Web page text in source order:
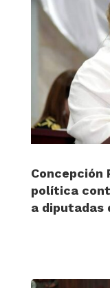
Concepción
política
a diputadas